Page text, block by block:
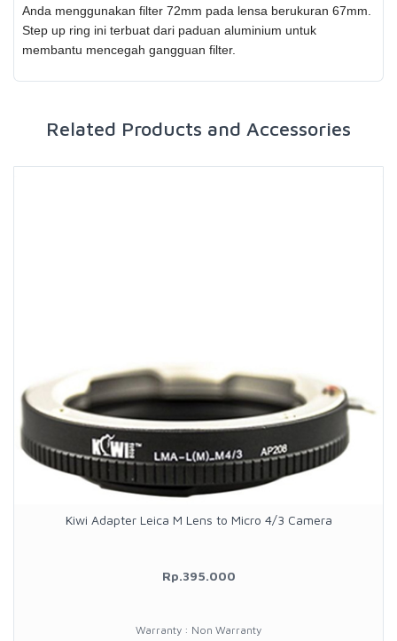
Anda menggunakan filter 72mm pada lensa berukuran 67mm.
Step up ring ini terbuat dari paduan aluminium untuk
membantu mencegah gangguan filter.
Related Products and Accessories
Kiwi Adapter Leica M Lens to Micro 4/3 Camera
Rp.395.000
Warranty : Non Warranty